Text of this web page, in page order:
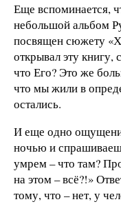
Еще вспоминается,
небольшой альбом
посвящен сюжету
открывал эту
что Его? Это же
что мы жили в
остались.
И еще одно
ночью и
умрем – что там?
на этом – всё?!»
тому, что – нет, у